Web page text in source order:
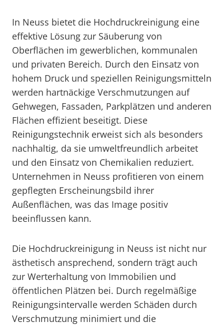
In Neuss bietet die Hochdruckreinigung eine
effektive Lösung zur Säuberung von
Oberflächen im gewerblichen, kommunalen
und privaten Bereich. Durch den Einsatz von
hohem Druck und speziellen Reinigungsmitteln
werden hartnäckige Verschmutzungen auf
Gehwegen, Fassaden, Parkplätzen und anderen
Flächen effizient beseitigt. Diese
Reinigungstechnik erweist sich als besonders
nachhaltig, da sie umweltfreundlich arbeitet
und den Einsatz von Chemikalien reduziert.
Unternehmen in Neuss profitieren von einem
gepflegten Erscheinungsbild ihrer
Außenflächen, was das Image positiv
beeinflussen kann.
Die Hochdruckreinigung in Neuss ist nicht nur
ästhetisch ansprechend, sondern trägt auch
zur Werterhaltung von Immobilien und
öffentlichen Plätzen bei. Durch regelmäßige
Reinigungsintervalle werden Schäden durch
Verschmutzung minimiert und die